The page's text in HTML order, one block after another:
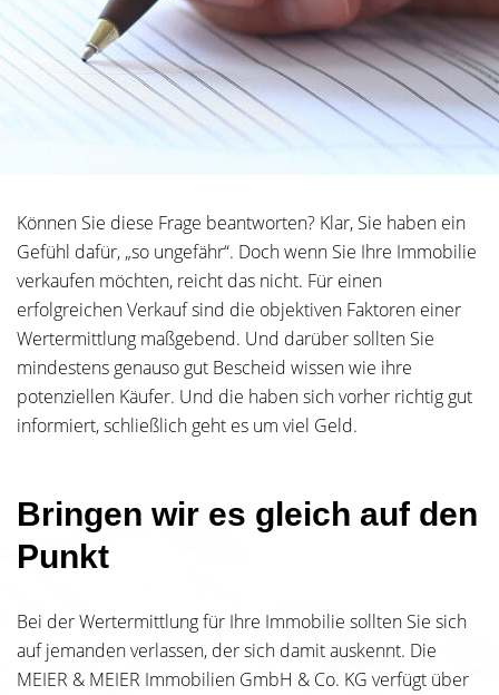
Können Sie diese Frage beantworten? Klar, Sie haben ein
Gefühl dafür, „so ungefähr“. Doch wenn Sie Ihre Immobilie
verkaufen möchten, reicht das nicht. Für einen
erfolgreichen Verkauf sind die objektiven Faktoren einer
Wertermittlung maßgebend. Und darüber sollten Sie
mindestens genauso gut Bescheid wissen wie ihre
potenziellen Käufer. Und die haben sich vorher richtig gut
informiert, schließlich geht es um viel Geld.
Bringen wir es gleich auf den
Punkt
Bei der Wertermittlung für Ihre Immobilie sollten Sie sich
auf jemanden verlassen, der sich damit auskennt. Die
MEIER & MEIER Immobilien GmbH & Co. KG verfügt über